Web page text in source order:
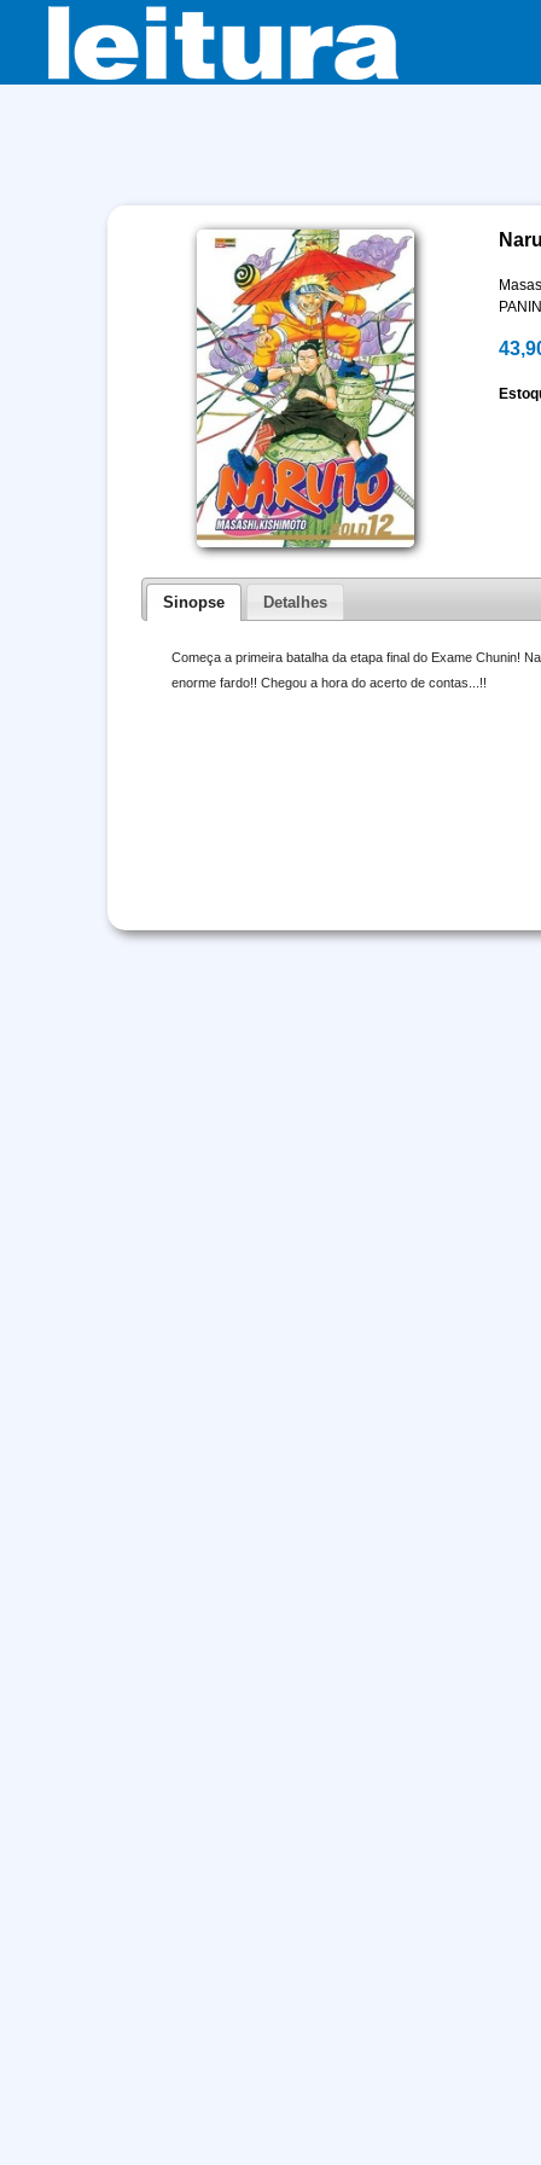
Sinopse Detalhes
Começa a primeira batalha da etapa final do Exame Chunin!
enorme fardo!! Chegou a hora do acerto de contas...!!